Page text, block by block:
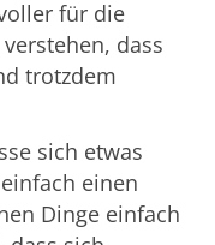
für die
dass
trotzdem
sich etwas
einen
Dinge einfach